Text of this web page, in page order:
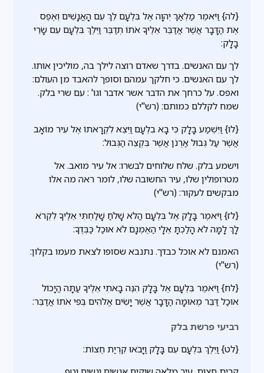
{לה} וַיֹּאמֶר מַלְאַךְ יְהוָה אֶל בִּלְעָם לֵךְ עִם הָאֲנָשִׁים וְאֶפֶס
אֶת הַדָּבָר אֲשֶׁר אֲדַבֵּר אֵלֶיךָ אֹתוֹ תְדַבֵּר וַיֵּלֶךְ בִּלְעָם עִם שָׂרֵי
בָלָק:
לך עם האנשים. בדרך שאדם רוצה לילך בה, מוליכין אותו.
לך עם האנשים. כי חלקך עמהם וסופך להאבד מן העולם:
ואפס. על כרחך את הדבר אשר אדבר וגו' : עם שרי בלק.
שמח לקללם כמותם: (רש"י)
{לו} וַיִּשְׁמַע בָּלָק כִּי בָא בִלְעָם וַיֵּצֵא לִקְרָאתוֹ אֶל עִיר מוֹאָב
אֲשֶׁר עַל גְּבוּל אַרְנֹן אֲשֶׁר בִּקְצֵה הַגְּבוּל:
וישמע בלק. שלח שלוחים לבשרו: אל עיר מואב. אל
מטרופולין שלו, עיר החשובה שלו, לומר ראה מה אלו
מבקשים לעקור: (רש"י)
{לז} וַיֹּאמֶר בָּלָק אֶל בִּלְעָם הֲלֹא שָׁלֹחַ שָׁלַחְתִּי אֵלֶיךָ לִקְרֹא
לָךְ לָמָּה לֹא הָלַכְתָּ אֵלָי הַאֻמְנָם לֹא אוּכַל כַּבְּדֶךָ:
האמנם לא אוכל כבדך. נתנבא שסופו לצאת מעמו בקלון:
(רש"י)
{לח} וַיֹּאמֶר בִּלְעָם אֶל בָּלָק הִנֵּה בָאתִי אֵלֶיךָ עַתָּה הֲיָכוֹל
אוּכַל דַּבֵּר מְאוּמָה הַדָּבָר אֲשֶׁר יָשִׂים אֱלֹהִים בְּפִי אֹתוֹ אֲדַבֵּר:
רביעי פרשת בלק
{לט} וַיֵּלֶךְ בִּלְעָם עִם בָּלָק וַיָּבֹאוּ קִרְיַת חֻצוֹת: